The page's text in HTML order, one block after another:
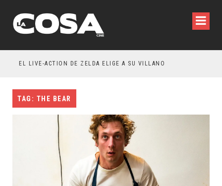
EL LIVE-ACTION DE ZELDA ELIGE A SU VILLANO
TAG: THE BEAR